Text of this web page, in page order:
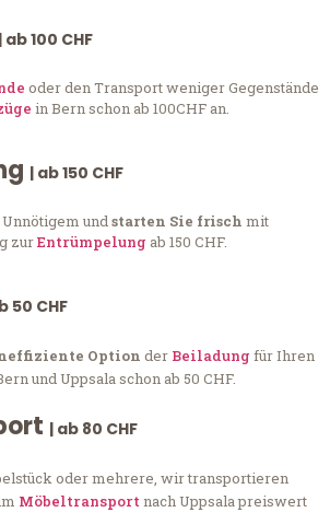
| ab 100 CHF
oder den Transport weniger Gegenstände
in Bern schon ab 100CHF an.
| ab 150 CHF
undstarten Sie frisch mit
zurEntrümpelung ab 150 CHF.
50 CHF
Option der Beiladung für Ihren
und Uppsala schon ab 50 CHF.
| ab 80 CHF
oder mehrere, wir transportieren
Möbeltransportnach Uppsala preiswert